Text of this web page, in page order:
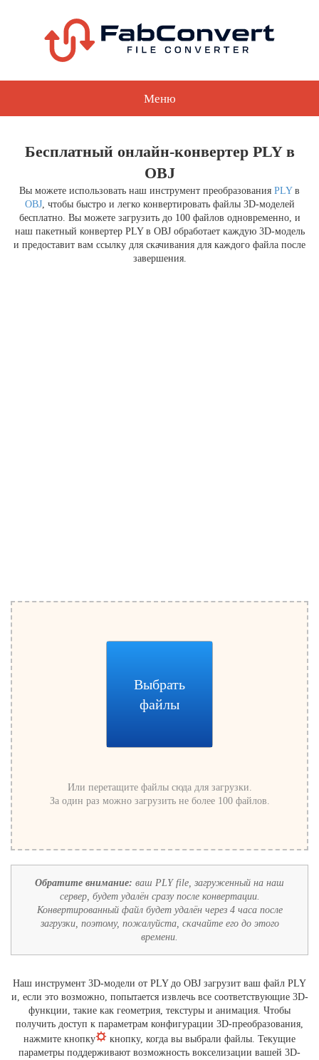
Меню
Бесплатный онлайн-конвертер PLY в
OBJ
Вы можете использовать наш инструмент преобразования PLYв
OBJ, чтобы быстро и легко конвертировать файлы 3D-моделей
бесплатно. Вы можете загрузить до 100 файлов одновременно, и
наш пакетный конвертер PLY в OBJ обработает каждую 3D-модель
и предоставит вам ссылку для скачивания для каждого файла после
завершения.
Выбрать
файлы
Или перетащите файлы сюда для загрузки.
За один раз можно загрузить не более 100 файлов.
Обратите внимание: ваш PLY file, загруженный на наш
сервер, будет удалён сразу после конвертации.
Конвертированный файл будет удалён через 4 часа после
загрузки, поэтому, пожалуйста, скачайте его до этого
времени.
Наш инструмент 3D-модели от PLY до OBJ загрузит ваш файл PLY
и, если это возможно, попытается извлечь все соответствующие 3D-
функции, такие как геометрия, текстуры и анимация. Чтобы
получить доступ к параметрам конфигурации 3D-преобразования,
нажмите кнопку
кнопку, когда вы выбрали файлы. Текущие
параметры поддерживают возможность вокселизации вашей 3D-